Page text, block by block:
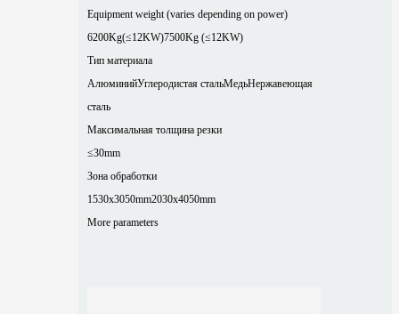
Equipment weight (varies depending on power)
6200Kg(≤12KW)7500Kg (≤12KW)
Тип материала
АлюминийУглеродистая стальМедьНержавеющая
сталь
Максимальная толщина резки
≤30mm
Зона обработки
1530x3050mm2030x4050mm
More parameters